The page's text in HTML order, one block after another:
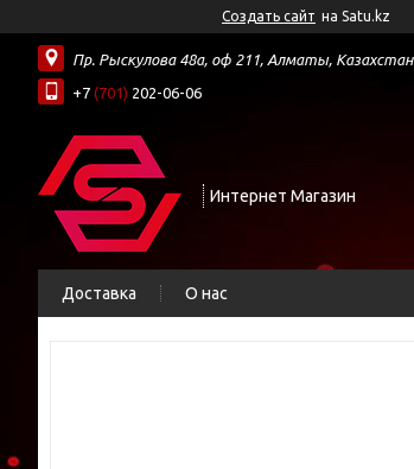
Создать сайт на Satu.kz
Пр. Рыскулова 48а, оф 211, Алматы, Казахстан
+7 (701) 202-06-06
Интернет Магазин
Доставка О нас